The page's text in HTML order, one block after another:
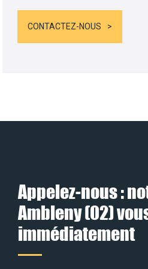
CONTACTEZ-NOUS
Appelez-nous :
Ambleny (02)
immédiatement